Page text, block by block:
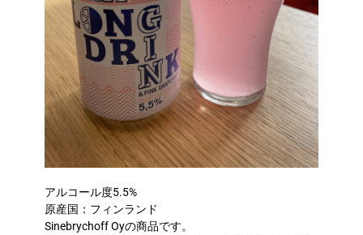
アルコール度5.5%
原産国：フィンランド
Sinebrychoff Oyの商品です。